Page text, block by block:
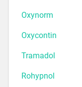
Oxynorm
Oxycontin
Tramadol
Rohypnol